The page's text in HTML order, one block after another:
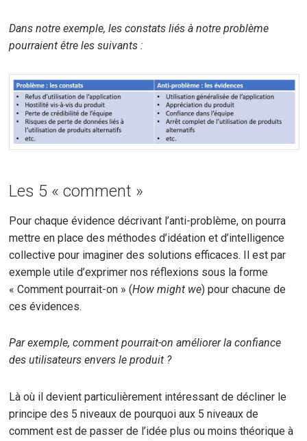
Dans notre exemple, les constats liés à notre problème
pourraient être les suivants :
Les 5 « comment »
Pour chaque évidence décrivant l’anti-problème, on pourra
mettre en place des méthodes d’idéation et d’intelligence
collective pour imaginer des solutions efficaces. Il est par
exemple utile d’exprimer nos réflexions sous la forme
« Comment pourrait-on » (How might we) pour chacune de
ces évidences.
Par exemple, comment pourrait-on améliorer la confiance
des utilisateurs envers le produit ?
Là où il devient particulièrement intéressant de décliner le
principe des 5 niveaux de pourquoi aux 5 niveaux de
comment est de passer de l’idée plus ou moins théorique à